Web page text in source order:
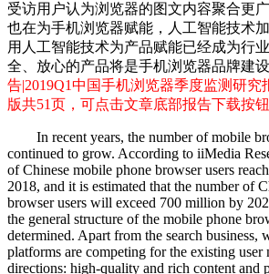
受访用户认为浏览器的图文内容聚合更
也在为手机浏览器赋能，人工智能技术
用人工智能技术为产品赋能已经成为行
全、放心的产品将是手机浏览器品牌建设
告|2019Q1中国手机浏览器季度监测研究
版共51页，可点击文章底部报告下载按
In recent years, the number of mobile
continued to grow. According to iiMedia
of Chinese mobile phone browser users
2018, and it is estimated that the number of
browser users will exceed 700 million by
the general structure of the mobile phone
determined. Apart from the search business,
platforms are competing for the existing user
directions: high-quality and rich content and